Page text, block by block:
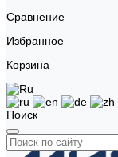
Сравнение
Избранное
Корзина
Поиск